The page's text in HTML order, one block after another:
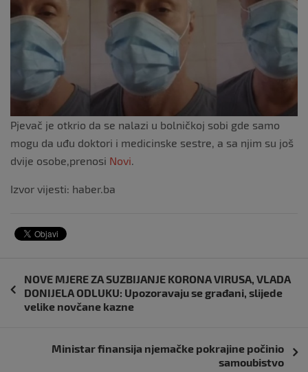
Pjevač je otkrio da se nalazi u bolničkoj sobi gde samo
mogu da uđu doktori i medicinske sestre, a sa njim su još
dvije osobe,prenosi Novi
Izvor vijesti: haber.ba
objava
NOVE MJERE ZA SUZBIJANJE KORONA VIRUSA, VLADA
DONIJELA ODLUKU: Upozoravaju se građani, slijede
velike novčane kazne
Ministar finansija njemačke pokrajine počinio
samoubistvo